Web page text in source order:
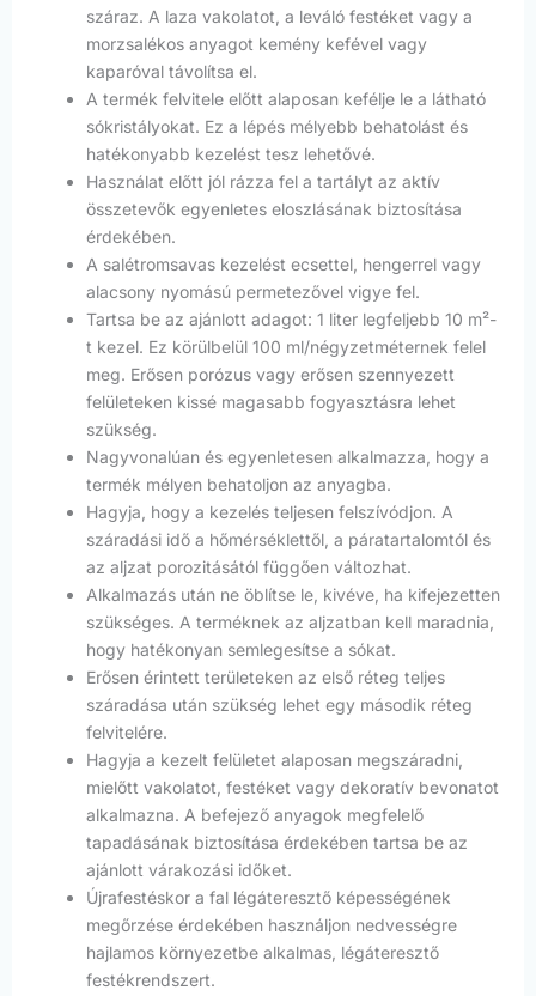
száraz. A laza vakolatot, a leváló festéket vagy a
morzsalékos anyagot kemény kefével vagy
kaparóval távolítsa el.
A termék felvitele előtt alaposan kefélje le a látható
sókristályokat. Ez a lépés mélyebb behatolást és
hatékonyabb kezelést tesz lehetővé.
Használat előtt jól rázza fel a tartályt az aktív
összetevők egyenletes eloszlásának biztosítása
érdekében.
A salétromsavas kezelést ecsettel, hengerrel vagy
alacsony nyomású permetezővel vigye fel.
Tartsa be az ajánlott adagot: 1 liter legfeljebb 10 m²-
t kezel. Ez körülbelül 100 ml/négyzetméternek felel
meg. Erősen porózus vagy erősen szennyezett
felületeken kissé magasabb fogyasztásra lehet
szükség.
Nagyvonalúan és egyenletesen alkalmazza, hogy a
termék mélyen behatoljon az anyagba.
Hagyja, hogy a kezelés teljesen felszívódjon. A
száradási idő a hőmérséklettől, a páratartalomtól és
az aljzat porozitásától függően változhat.
Alkalmazás után ne öblítse le, kivéve, ha kifejezetten
szükséges. A terméknek az aljzatban kell maradnia,
hogy hatékonyan semlegesítse a sókat.
Erősen érintett területeken az első réteg teljes
száradása után szükség lehet egy második réteg
felvitelére.
Hagyja a kezelt felületet alaposan megszáradni,
mielőtt vakolatot, festéket vagy dekoratív bevonatot
alkalmazna. A befejező anyagok megfelelő
tapadásának biztosítása érdekében tartsa be az
ajánlott várakozási időket.
Újrafestéskor a fal légáteresztő képességének
megőrzése érdekében használjon nedvességre
hajlamos környezetbe alkalmas, légáteresztő
festékrendszert.